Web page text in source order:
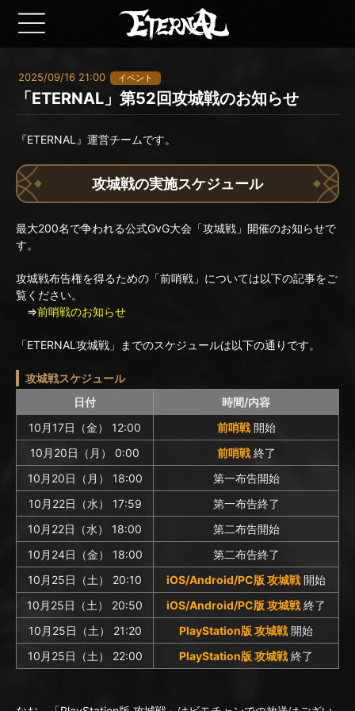
2025/09/16 21:00 イベント
「ETERNAL」第52回攻城戦のお知らせ
『ETERNAL』運営チームです。
攻城戦の実施スケジュール
最大200名で争われる公式GvG大会「攻城戦」開催のお知らせで
す。
攻城戦布告権を得るための「前哨戦」については以下の記事をご
覧ください。
⇒前哨戦のお知らせ
「ETERNAL攻城戦」までのスケジュールは以下の通りです。
攻城戦スケジュール
日付
時間/内容
10月17日（金） 12:00
前哨戦開始
10月20日（月） 0:00
前哨戦終了
10月20日（月） 18:00
第一布告開始
10月22日（水） 17:59
第一布告終了
10月22日（水） 18:00
第二布告開始
10月24日（金） 18:00
第二布告終了
10月25日（土） 20:10
iOS/Android/PC版 攻城戦 開始
10月25日（土） 20:50
iOS/Android/PC版 攻城戦 終了
10月25日（土） 21:20
PlayStation版 攻城戦 開始
10月25日（土） 22:00
PlayStation版 攻城戦 終了